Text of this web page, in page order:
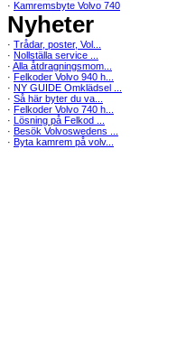
· Kamremsbyte Volvo 740
Nyheter
· Trådar, poster, Vol...
· Nollställa service ...
· Alla åtdragningsmom...
· Felkoder Volvo 940 h...
· NY GUIDE Omklädsel ...
· Så här byter du va...
· Felkoder Volvo 740 h...
· Lösning på Felkod ...
· Besök Volvoswedens ...
· Byta kamrem på volv...